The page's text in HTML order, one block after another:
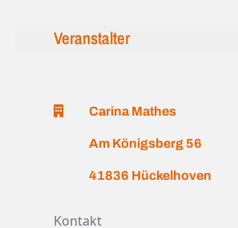
Veranstalter
Carina Mathes
Am Königsberg 56
41836 Hückelhoven
Kontakt